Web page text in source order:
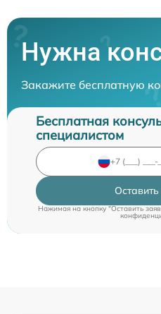
Нужна
Закажите бесплатную
Бесплатная
специалистом
Нажимая на кнопку "Оставить